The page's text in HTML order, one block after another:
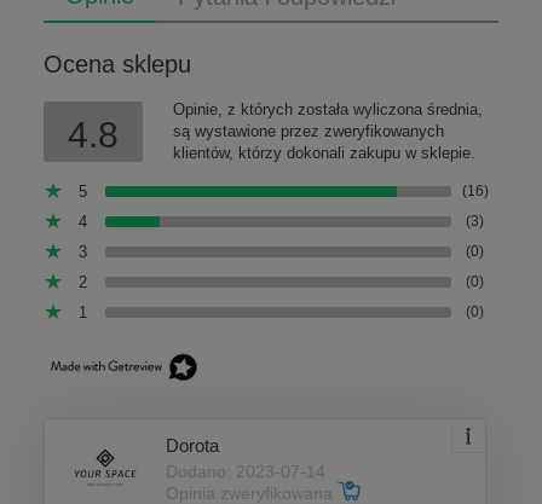
Ocena sklepu
4.8
Opinie, z których została wyliczona średnia,
są wystawione przez zweryfikowanych
klientów, którzy dokonali zakupu w sklepie.
5 (16)
4 (3)
3 (0)
2 (0)
1 (0)
Dorota
Dodano: 2023-07-14
Opinia zweryfikowana